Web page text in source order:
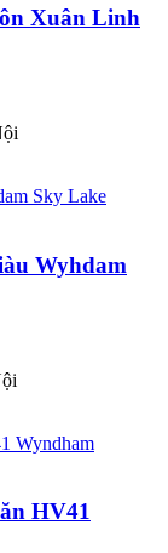
Xuân Linh
Wyhdam
HV41